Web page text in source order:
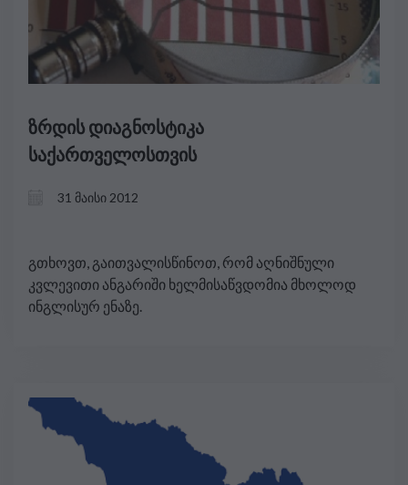
ზრდის დიაგნოსტიკა
საქართველოსთვის
31 მაისი 2012
გთხოვთ, გაითვალისწინოთ, რომ აღნიშნული
კვლევითი ანგარიში ხელმისაწვდომია მხოლოდ
ინგლისურ ენაზე.